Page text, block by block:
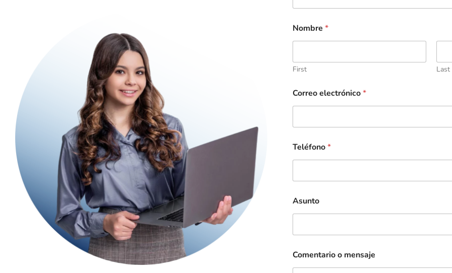
Nombre *
First Last
Correo electrónico*
Teléfono*
Asunto
Comentario o mensaje